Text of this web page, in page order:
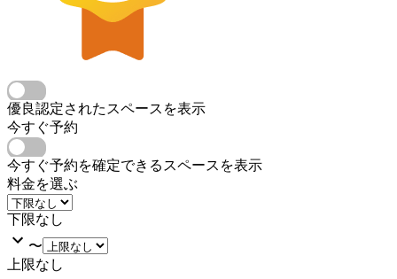
優良認定されたスペースを表示
今すぐ予約
今すぐ予約を確定できるスペースを表示
料金を選ぶ
下限なし
〜
上限なし